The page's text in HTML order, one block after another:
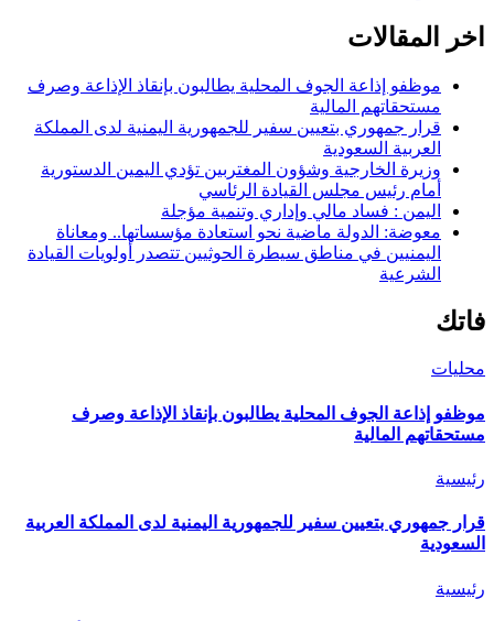
اخر المقالات
موظفو إذاعة الجوف المحلية يطالبون بإنقاذ الإذاعة وصرف
مستحقاتهم المالية
قرار جمهوري بتعيين سفير للجمهورية اليمنية لدى المملكة
العربية السعودية
وزيرة الخارجية وشؤون المغتربين تؤدي اليمين الدستورية
أمام رئيس مجلس القيادة الرئاسي
اليمن : فساد مالي وإداري وتنمية مؤجلة
معوضة: الدولة ماضية نحو استعادة مؤسساتها.. ومعاناة
اليمنيين في مناطق سيطرة الحوثيين تتصدر أولويات القيادة
الشرعية
فاتك
محليات
موظفو إذاعة الجوف المحلية يطالبون بإنقاذ الإذاعة وصرف
مستحقاتهم المالية
رئيسية
قرار جمهوري بتعيين سفير للجمهورية اليمنية لدى المملكة العربية
السعودية
رئيسية